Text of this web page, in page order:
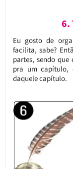
6.
Eu gosto de
facilita, sabe?
partes, sendo
pra um capítulo,
daquele capítulo.